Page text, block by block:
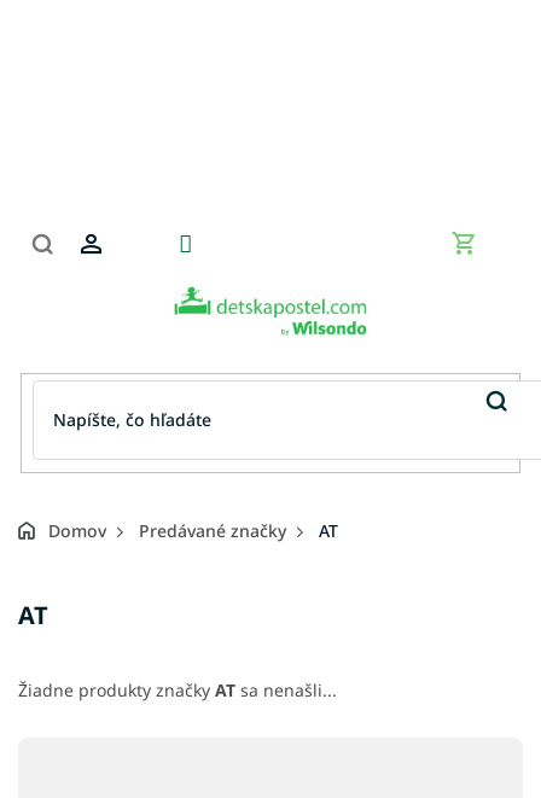
Domov Predávané značky AT
AT
Žiadne produkty značky AT sa nenašli...